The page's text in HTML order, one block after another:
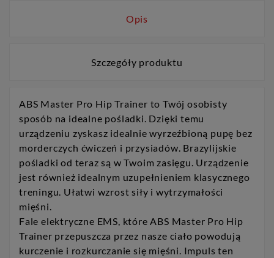
Opis
Szczegóły produktu
ABS Master Pro Hip Trainer to Twój osobisty
sposób na idealne pośladki. Dzięki temu
urządzeniu zyskasz idealnie wyrzeźbioną pupę bez
morderczych ćwiczeń i przysiadów. Brazylijskie
pośladki od teraz są w Twoim zasięgu. Urządzenie
jest również idealnym uzupełnieniem klasycznego
treningu. Ułatwi wzrost siły i wytrzymałości
mięśni.
Fale elektryczne EMS, które ABS Master Pro Hip
Trainer przepuszcza przez nasze ciało powodują
kurczenie i rozkurczanie się mięśni. Impuls ten